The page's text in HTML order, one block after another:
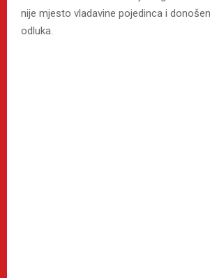
nije mjesto vladavine pojedinca i
odluka.